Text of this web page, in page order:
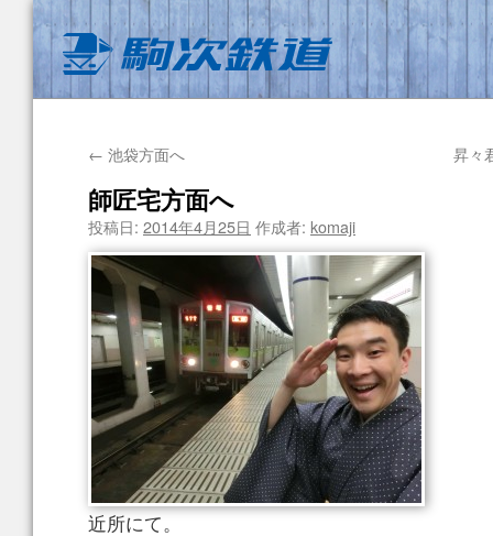
← 池袋方面へ 昇々
師匠宅方面へ
投稿日: 2014年4月25日 作成者: komaji
近所にて。